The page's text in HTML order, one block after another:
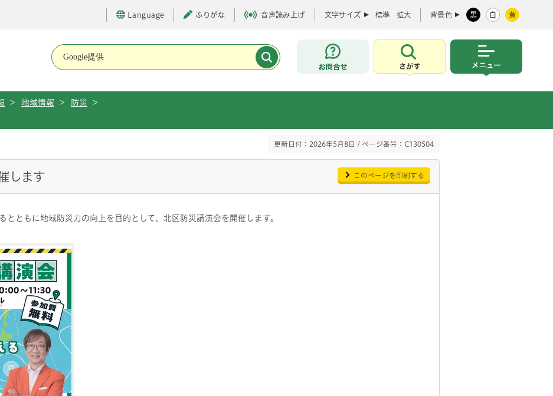
Language ふりがな 音声読み上げ 文字サイズ 標準 拡大 背景色 黒 白 黄
お問合せ
さがす
> 地域情報 > 防災
>
更新日付：2026年5月8日 / ページ番号：C130504
します このページを印刷する
とともに地域防災力の向上を目的として、北区防災講演会を開催します。